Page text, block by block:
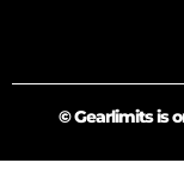
© Gearlimits is